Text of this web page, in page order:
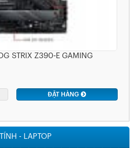
STRIX Z390-E GAMING
ĐẶT HÀNG
- LAPTOP